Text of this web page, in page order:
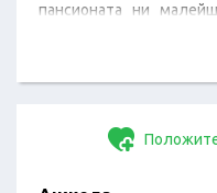
пансионата ни
Замечательный,
дорожек…